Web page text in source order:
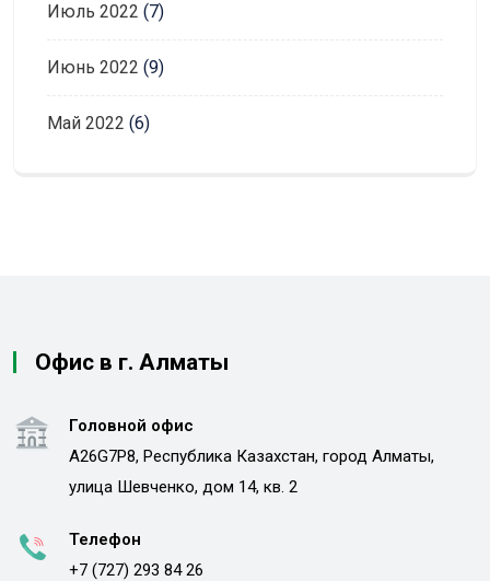
Июль 2022 (7)
Июнь 2022 (9)
Май 2022 (6)
Офис в г. Алматы
Головной офис
A26G7P8, Республика Казахстан, город Алматы,
улица Шевченко, дом 14, кв. 2
Телефон
+7 (727) 293 84 26